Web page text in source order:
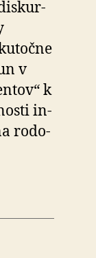
v
k
in­
ro­do­